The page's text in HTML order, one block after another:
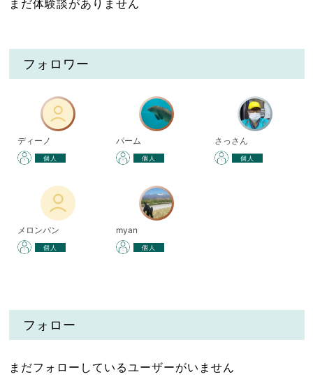
まだ体験談がありません
フォロワー
ディーノ
個人
パーム
個人
さっさん
個人
メロンパン
個人
myan
個人
フォロー
まだフォローしているユーザーがいません